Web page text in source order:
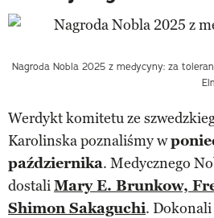
Nagroda Nobla 2025 z medycyny: za
Werdykt komitetu ze
Karolinska poznaliśmy w
października. Medycznego
dostaliMary E. Brunkow,
Shimon Sakaguchi. Dokonali